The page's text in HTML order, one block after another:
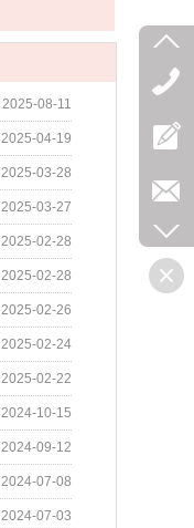
2025-08-11
2025-04-19
2025-03-28
2025-03-27
2025-02-28
2025-02-28
2025-02-26
2025-02-24
2025-02-22
2024-10-15
2024-09-12
2024-07-08
2024-07-03